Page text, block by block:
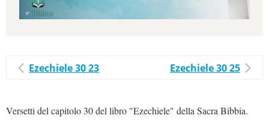
Ezechiele 30 23 Ezechiele 30 25
Versetti del capitolo 30 del libro "Ezechiele" della Sacra Bibbia.